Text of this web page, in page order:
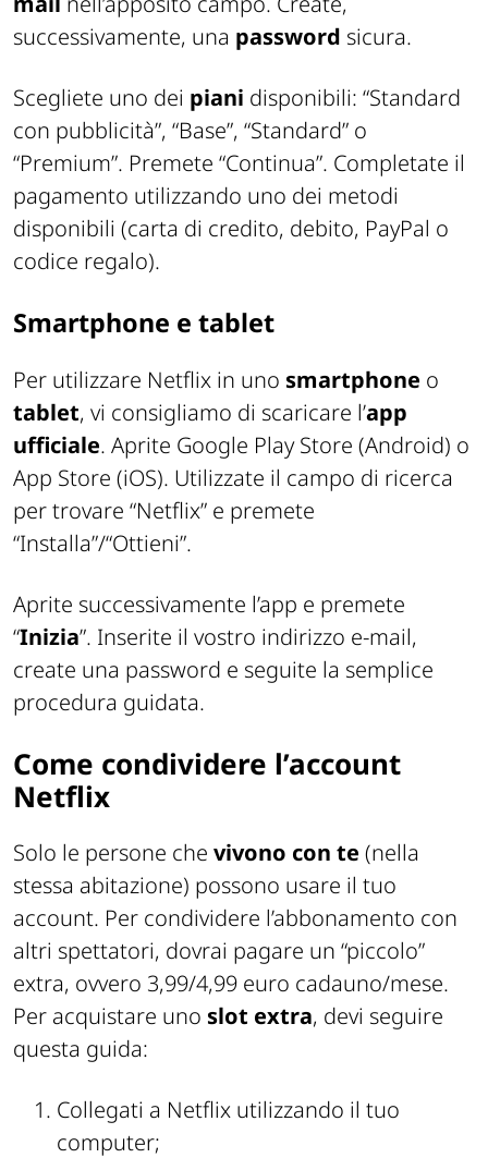
successivamente, una password sicura.
Scegliete uno dei piani disponibili: “Standard
con pubblicità”, “Base”, “Standard” o
“Premium”. Premete “Continua”. Completate il
pagamento utilizzando uno dei metodi
disponibili (carta di credito, debito, PayPal o
codice regalo).
Smartphone e tablet
Per utilizzare Netflix in uno smartphone o
tablet, vi consigliamo di scaricare l’app
ufficiale. Aprite Google Play Store (Android) o
App Store (iOS). Utilizzate il campo di ricerca
per trovare “Netflix” e premete
“Installa”/“Ottieni”.
Aprite successivamente l’app e premete
“Inizia”. Inserite il vostro indirizzo e-mail,
create una password e seguite la semplice
procedura guidata.
Come condividere l’account
Netflix
Solo le persone che vivono con te (nella
stessa abitazione) possono usare il tuo
account. Per condividere l’abbonamento con
altri spettatori, dovrai pagare un “piccolo”
extra, ovvero 3,99/4,99 euro cadauno/mese.
Per acquistare uno slot extra, devi seguire
questa guida:
Collegati a Netflix utilizzando il tuo
computer;